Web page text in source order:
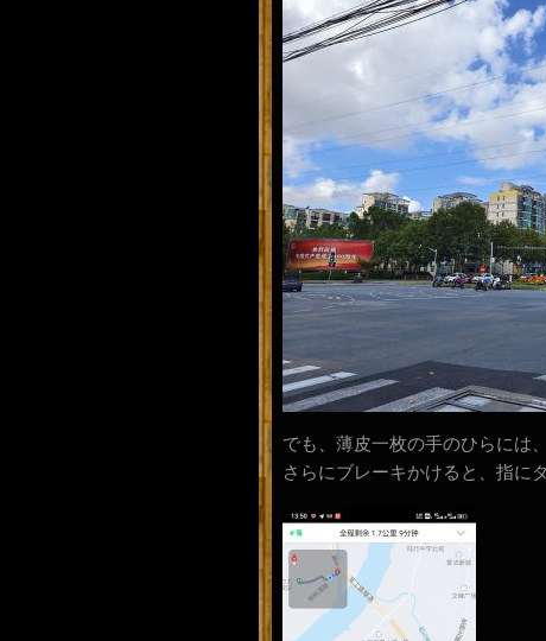
でも、薄皮一枚の手のひらには
さらにブレーキかけると、指に